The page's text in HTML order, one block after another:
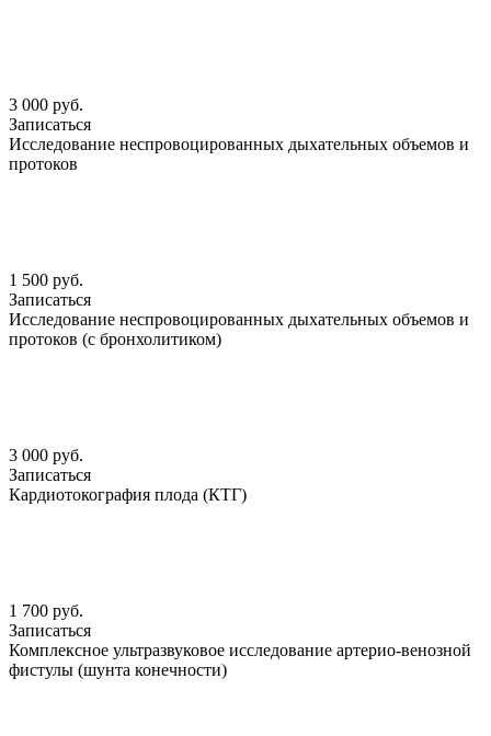
3 000 руб.
Записаться
Исследование неспровоцированных дыхательных объемов и
протоков
1 500 руб.
Записаться
Исследование неспровоцированных дыхательных объемов и
протоков (с бронхолитиком)
3 000 руб.
Записаться
Кардиотокография плода (КТГ)
1 700 руб.
Записаться
Комплексное ультразвуковое исследование артерио-венозной
фистулы (шунта конечности)